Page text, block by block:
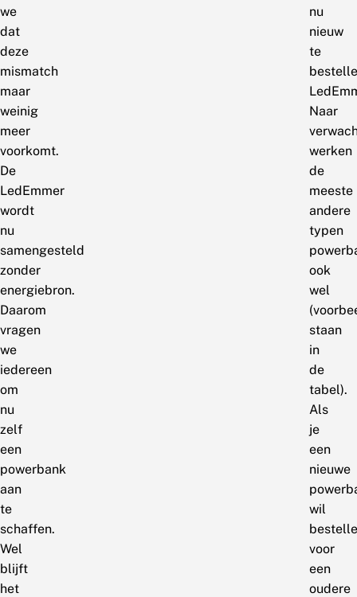
we
dat
deze
mismatch
maar
weinig
meer
voorkomt.
De
LedEmmer
wordt
nu
samengesteld
zonder
energiebron.
Daarom
vragen
we
iedereen
om
nu
zelf
een
powerbank
aan
te
schaffen.
Wel
blijft
het
nu
nieuw
te
Naar
werken
de
meeste
andere
typen
ook
wel
staan
in
de
tabel).
Als
je
een
nieuwe
wil
voor
een
oudere